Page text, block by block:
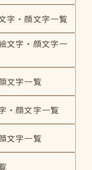
字・顔文字一覧
文字・顔文字一
文字一覧
・顔文字一覧
文字一覧